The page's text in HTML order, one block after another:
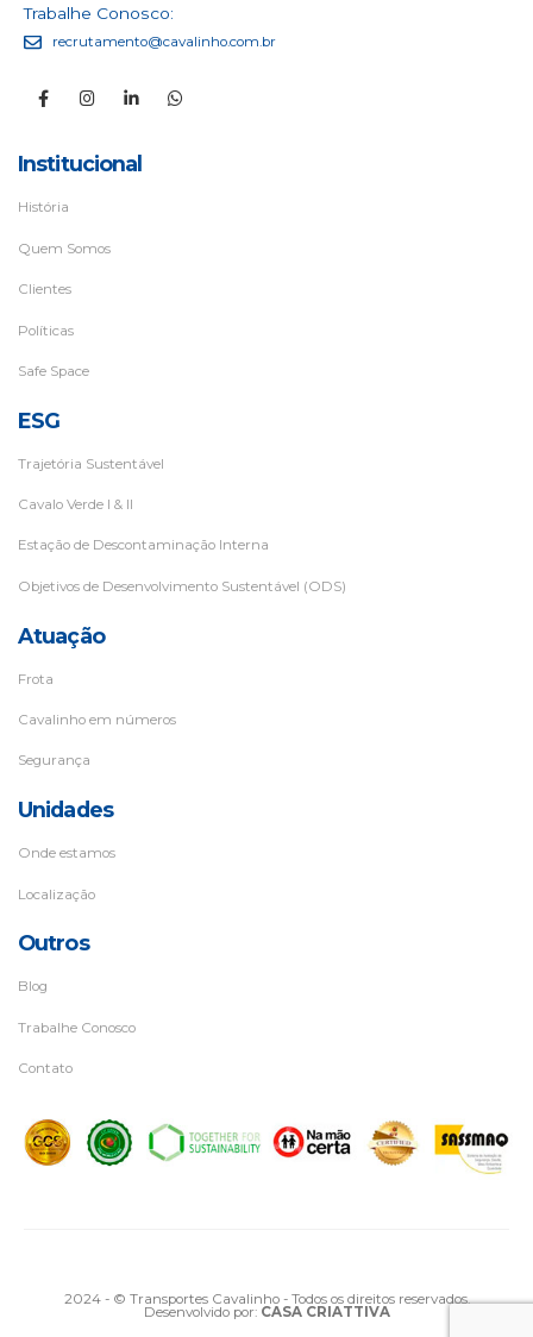
Trabalhe Conosco:
recrutamento@cavalinho.com.br
Institucional
História
Quem Somos
Clientes
Políticas
Safe Space
ESG
Trajetória Sustentável
Cavalo Verde I & II
Estação de Descontaminação Interna
Objetivos de Desenvolvimento Sustentável (ODS)
Atuação
Frota
Cavalinho em números
Segurança
Unidades
Onde estamos
Localização
Outros
Blog
Trabalhe Conosco
Contato
2024 - © Transportes Cavalinho - Todos os direitos reservados.
Desenvolvido por: CASA CRIATTIVA